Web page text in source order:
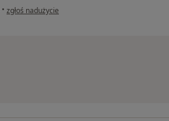
• w opinii użytkownika Konto zostało usunięte
zgłoś nadużycie